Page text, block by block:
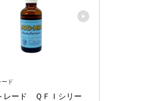
ド
レード　ＱＦＩシリー